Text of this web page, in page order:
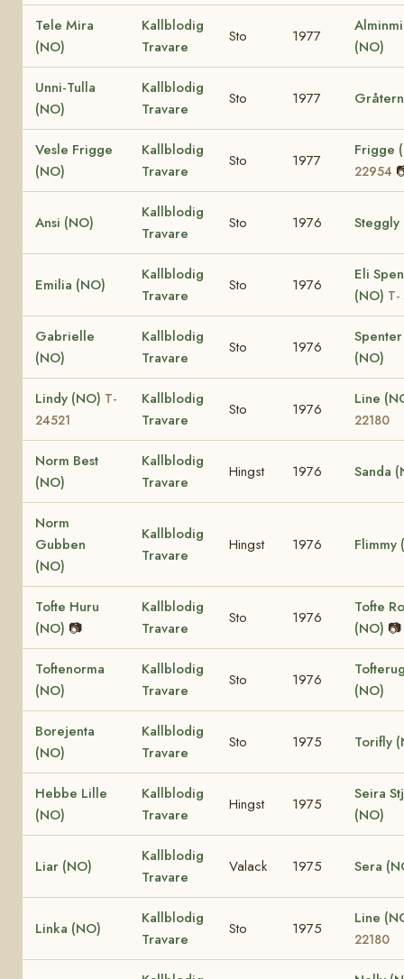
Tele Mira
(NO)
Kallblodig
Travare
Sto 1977
(NO)
Unni-Tulla
(NO)
Kallblodig
Travare
Sto 1977
Vesle Frigge
(NO)
Kallblodig
Travare
Sto 1977
Frigge
22954
Ansi (NO)
Kallblodig
Travare
Sto 1976 Steggly
Emilia (NO)
Kallblodig
Travare
Sto 1976
Eli
(NO)
Gabrielle
(NO)
Kallblodig
Travare
Sto 1976
(NO)
Lindy (NO) T-
24521
Kallblodig
Travare
Sto 1976
Line
22180
Norm Best
(NO)
Kallblodig
Travare
Hingst 1976 Sanda
Norm
Gubben
(NO)
Kallblodig
Travare
Hingst 1976 Flimmy
Tofte Huru
(NO) 📷
Kallblodig
Travare
Sto 1976
Tofte
(NO) 📷
Toftenorma
(NO)
Kallblodig
Travare
Sto 1976
(NO)
Borejenta
(NO)
Kallblodig
Travare
Sto 1975 Torifly
Hebbe Lille
(NO)
Kallblodig
Travare
Hingst 1975
Seira
(NO)
Liar (NO)
Kallblodig
Travare
Valack 1975 Sera
Linka (NO)
Kallblodig
Travare
Sto 1975
Line
22180